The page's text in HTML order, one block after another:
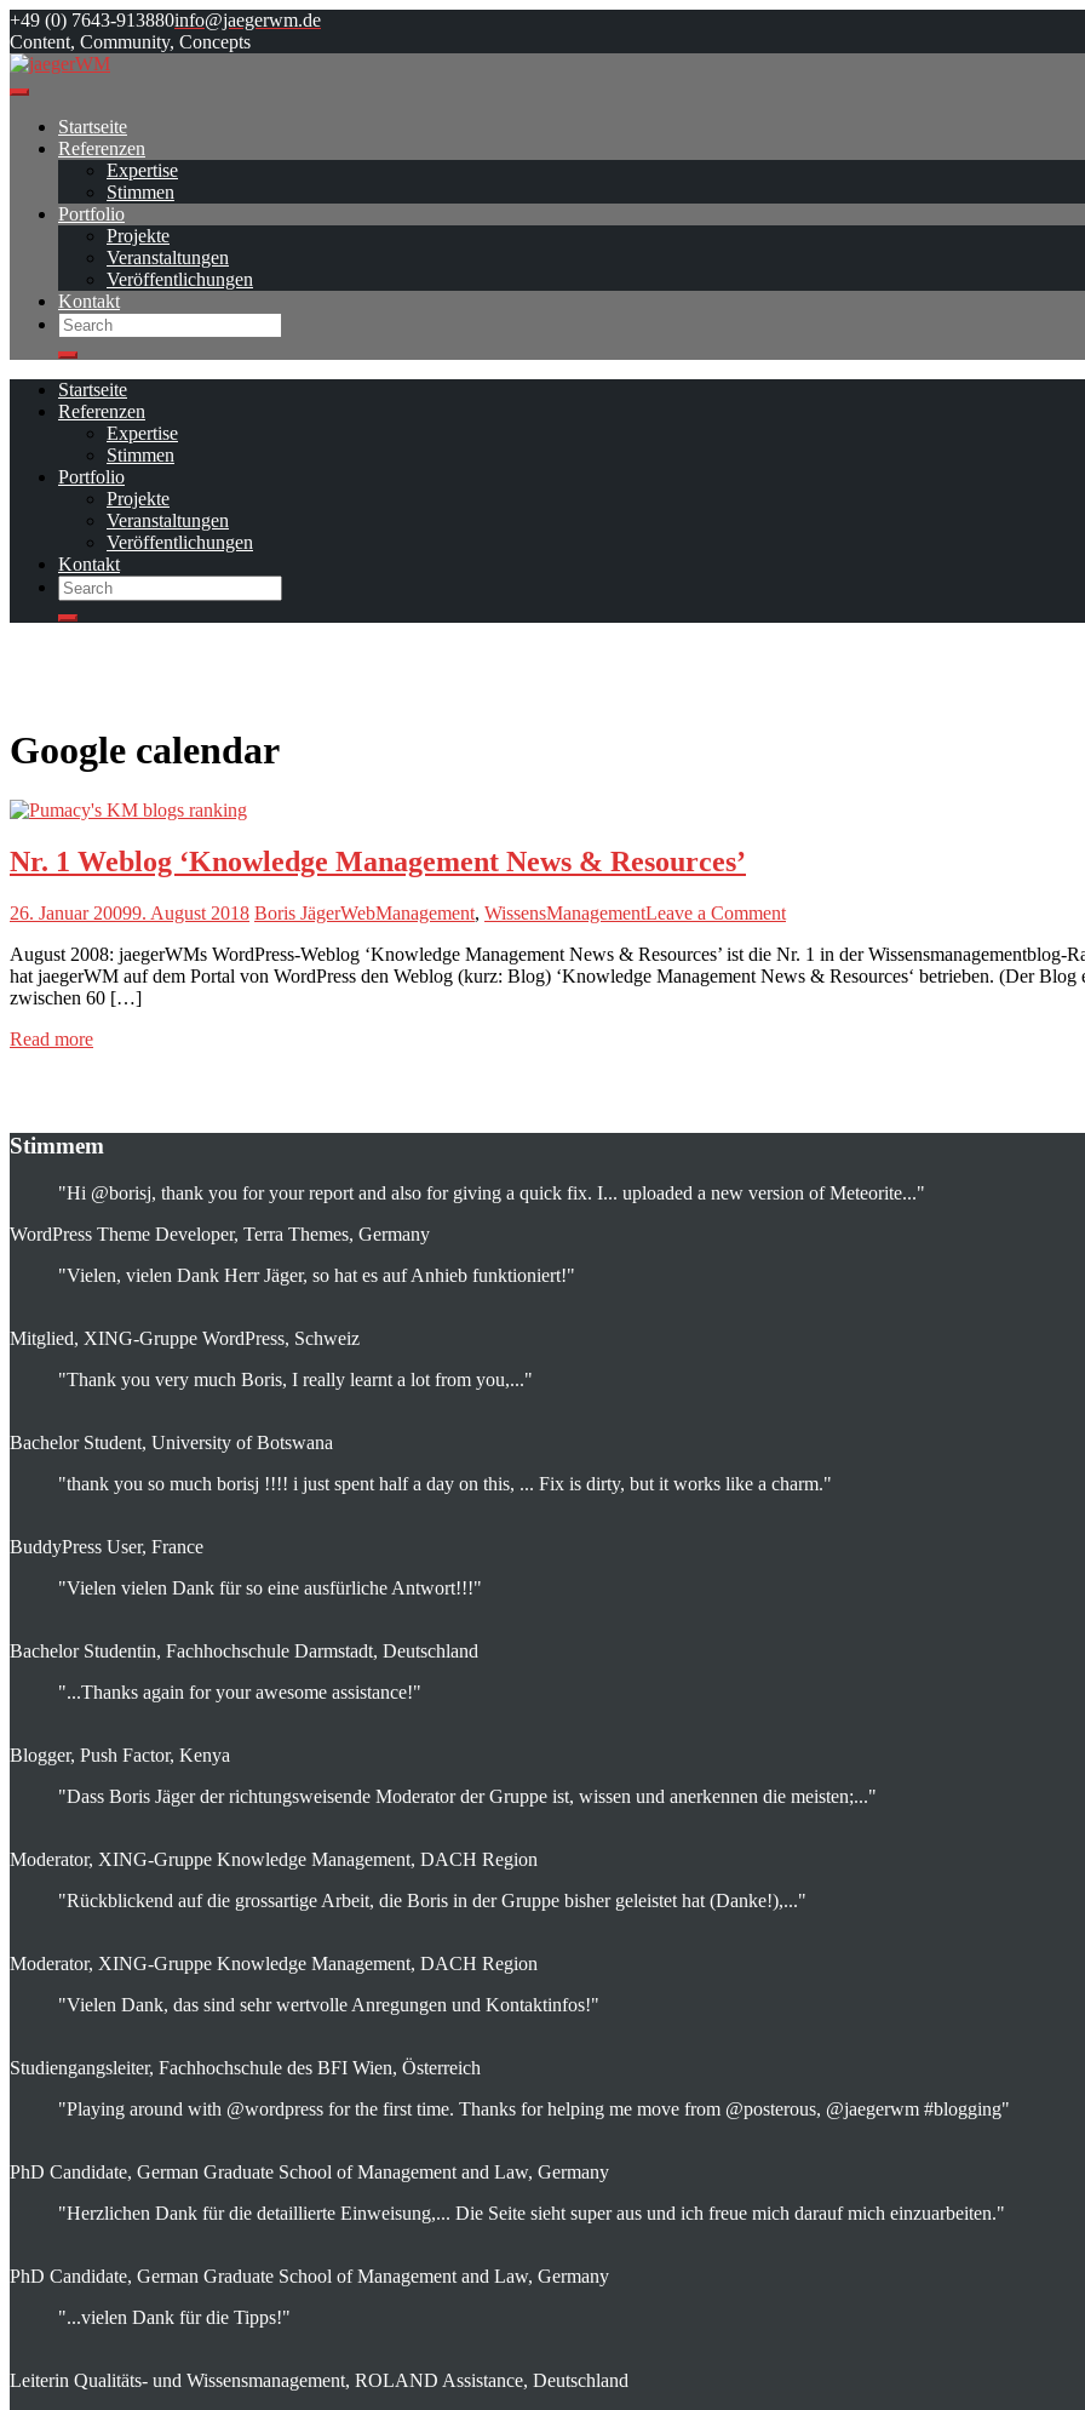
Skip
to
content
+49 (0) 7643-913880info@jaegerwm.de
Content, Community, Concepts
Startseite
Referenzen
Expertise
Stimmen
Portfolio
Projekte
Veranstaltungen
Veröffentlichungen
Kontakt
Search
Search
Startseite
Referenzen
Expertise
Stimmen
Portfolio
Projekte
Veranstaltungen
Veröffentlichungen
Kontakt
Search
Search
Google calendar
Nr. 1 Weblog ‘Knowledge Management News & Resources’
26. Januar 20099. August 2018 Boris JägerWebManagement, WissensManagementLeave a Commenton
1
Weblog
August 2008: jaegerWMs WordPress-Weblog ‘Knowledge Management News & Resources’ ist die Nr. 1 in der
hat jaegerWM auf dem Portal von WordPress den Weblog (kurz: Blog) ‘Knowledge Management News & Resources‘ betrieben. (Der
zwischen 60 […]
Read moreabout
Management
&
Stimmem
"Hi @borisj, thank you for your report and also for giving a quick fix. I... uploaded a new version of Meteorite..."
WordPress Theme Developer, Terra Themes, Germany
"Vielen, vielen Dank Herr Jäger, so hat es auf Anhieb funktioniert!"
Mitglied, XING-Gruppe WordPress, Schweiz
"Thank you very much Boris, I really learnt a lot from you,..."
Bachelor Student, University of Botswana
"thank you so much borisj !!!! i just spent half a day on this, ... Fix is dirty, but it works like a charm."
BuddyPress User, France
"Vielen vielen Dank für so eine ausfürliche Antwort!!!"
Bachelor Studentin, Fachhochschule Darmstadt, Deutschland
"...Thanks again for your awesome assistance!"
Blogger, Push Factor, Kenya
"Dass Boris Jäger der richtungsweisende Moderator der Gruppe ist, wissen und anerkennen die meisten;..."
Moderator, XING-Gruppe Knowledge Management, DACH Region
"Rückblickend auf die grossartige Arbeit, die Boris in der Gruppe bisher geleistet hat (Danke!),..."
Moderator, XING-Gruppe Knowledge Management, DACH Region
"Vielen Dank, das sind sehr wertvolle Anregungen und Kontaktinfos!"
Studiengangsleiter, Fachhochschule des BFI Wien, Österreich
"Playing around with @wordpress for the first time. Thanks for helping me move from @posterous, @jaegerwm #blogging"
PhD Candidate, German Graduate School of Management and Law, Germany
"Herzlichen Dank für die detaillierte Einweisung,... Die Seite sieht super aus und ich freue mich darauf mich einzuarbeiten."
PhD Candidate, German Graduate School of Management and Law, Germany
"...vielen Dank für die Tipps!"
Leiterin Qualitäts- und Wissensmanagement, ROLAND Assistance, Deutschland